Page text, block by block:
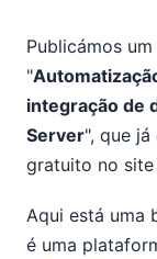
Publicámos
"
integração de
Server", que
gratuito no
Aqui está uma
é uma